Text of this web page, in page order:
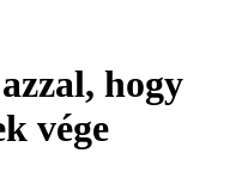
hogy
vége